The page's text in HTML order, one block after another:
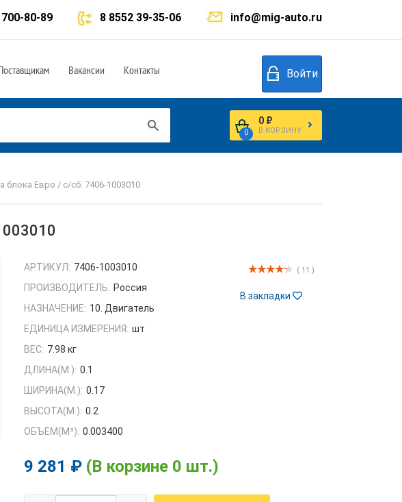
info@mig-auto.ru
8 8552 39-35-06
80-89
Вакансии Контакты Войти
0
0 ₽
В КОРЗИНУ
блока Евро / с/сб. 7406-1003010
( 11 )
В закладки
АРТИКУЛ: 7406-1003010
ПРОИЗВОДИТЕЛЬ: Россия
НАЗНАЧЕНИЕ: 10. Двигатель
ЕДИНИЦА ИЗМЕРЕНИЯ: шт
ВЕС: 7.98 кг
ДЛИНА(М.): 0.1
ШИРИНА(М.): 0.17
ВЫСОТА(М.): 0.2
ОБЪЕМ(M³): 0.003400
9 281 ₽ (В корзине 0 шт.)